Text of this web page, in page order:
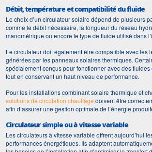
Débit, température et compatibilité du fluide
Le choix d’un circulateur solaire dépend de plusieurs
comme le débit nécessaire, la longueur du réseau
manométrique ou encore le type de fluide utilisé dans
Le circulateur doit également être compatible avec les
générées par les panneaux solaires thermiques.
spécialement conçus pour fonctionner avec des
tout en conservant un haut niveau de performance.
Pour les installations combinant solaire thermique et
solutions de circulation chauffage doivent être
afin d’assurer une gestion optimale de l’énergie
Circulateur simple ou à vitesse variable
Les circulateurs à vitesse variable offrent aujourd’hui
performances énergétiques. Ils adaptent